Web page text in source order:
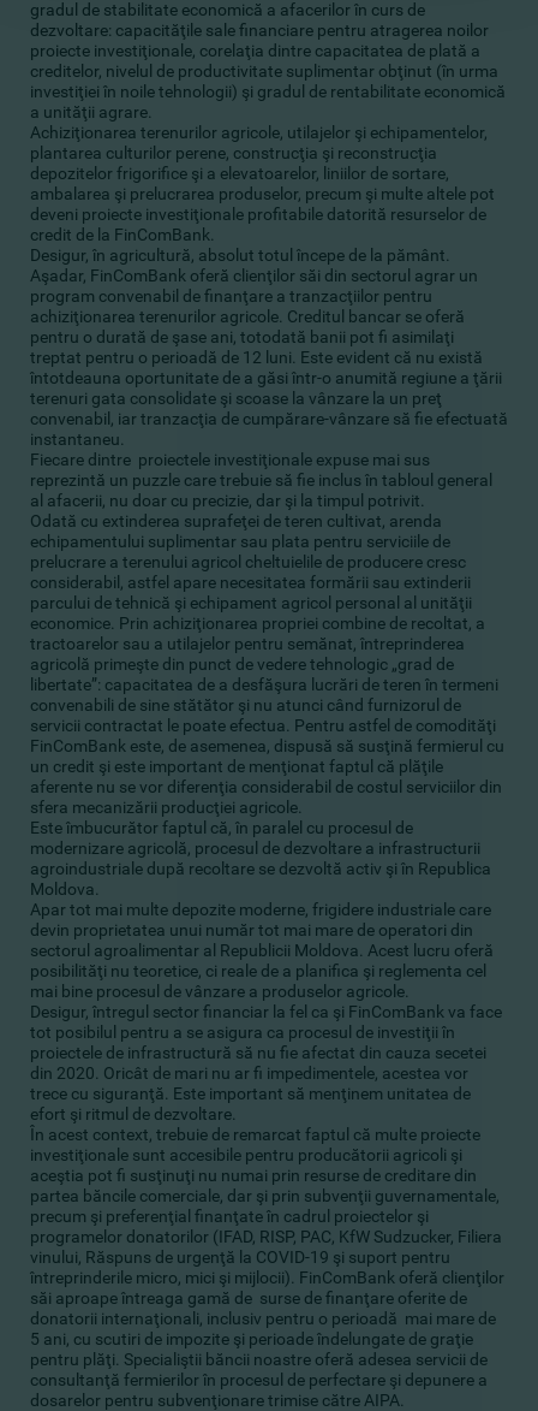
gradul de stabilitate economică a afacerilor în curs de
dezvoltare: capacităţile sale financiare pentru atragerea noilor
proiecte investiţionale, corelaţia dintre capacitatea de plată a
creditelor, nivelul de productivitate suplimentar obţinut (în urma
investiţiei în noile tehnologii) şi gradul de rentabilitate economică
a unităţii agrare.
Achiziţionarea terenurilor agricole, utilajelor şi echipamentelor,
plantarea culturilor perene, construcţia şi reconstrucţia
depozitelor frigorifice şi a elevatoarelor, liniilor de sortare,
ambalarea şi prelucrarea produselor, precum şi multe altele pot
deveni proiecte investiţionale profitabile datorită resurselor de
credit de la FinComBank.
Desigur, în agricultură, absolut totul începe de la pământ.
Aşadar, FinComBank oferă clienţilor săi din sectorul agrar un
program convenabil de finanţare a tranzacţiilor pentru
achiziţionarea terenurilor agricole. Creditul bancar se oferă
pentru o durată de şase ani, totodată banii pot fi asimilaţi
treptat pentru o perioadă de 12 luni. Este evident că nu există
întotdeauna oportunitate de a găsi într-o anumită regiune a ţării
terenuri gata consolidate şi scoase la vânzare la un preţ
convenabil, iar tranzacţia de cumpărare-vânzare să fie efectuată
instantaneu.
Fiecare dintre proiectele investiţionale expuse mai sus
reprezintă un puzzle care trebuie să fie inclus în tabloul general
al afacerii, nu doar cu precizie, dar şi la timpul potrivit.
Odată cu extinderea suprafeţei de teren cultivat, arenda
echipamentului suplimentar sau plata pentru serviciile de
prelucrare a terenului agricol cheltuielile de producere cresc
considerabil, astfel apare necesitatea formării sau extinderii
parcului de tehnică şi echipament agricol personal al unităţii
economice. Prin achiziţionarea propriei combine de recoltat, a
tractoarelor sau a utilajelor pentru semănat, întreprinderea
agricolă primeşte din punct de vedere tehnologic „grad de
libertate”: capacitatea de a desfăşura lucrări de teren în termeni
convenabili de sine stătător şi nu atunci când furnizorul de
servicii contractat le poate efectua. Pentru astfel de comodităţi
FinComBank este, de asemenea, dispusă să susţină fermierul cu
un credit şi este important de menţionat faptul că plăţile
aferente nu se vor diferenţia considerabil de costul serviciilor din
sfera mecanizării producţiei agricole.
Este îmbucurător faptul că, în paralel cu procesul de
modernizare agricolă, procesul de dezvoltare a infrastructurii
agroindustriale după recoltare se dezvoltă activ şi în Republica
Moldova.
Apar tot mai multe depozite moderne, frigidere industriale care
devin proprietatea unui număr tot mai mare de operatori din
sectorul agroalimentar al Republicii Moldova. Acest lucru oferă
posibilităţi nu teoretice, ci reale de a planifica şi reglementa cel
mai bine procesul de vânzare a produselor agricole.
Desigur, întregul sector financiar la fel ca şi FinComBank va face
tot posibilul pentru a se asigura ca procesul de investiţii în
proiectele de infrastructură să nu fie afectat din cauza secetei
din 2020. Oricât de mari nu ar fi impedimentele, acestea vor
trece cu siguranţă. Este important să menţinem unitatea de
efort şi ritmul de dezvoltare.
În acest context, trebuie de remarcat faptul că multe proiecte
investiţionale sunt accesibile pentru producătorii agricoli şi
aceştia pot fi susţinuţi nu numai prin resurse de creditare din
partea băncile comerciale, dar şi prin subvenţii guvernamentale,
precum şi preferenţial finanţate în cadrul proiectelor şi
programelor donatorilor (IFAD, RISP, PAC, KfW Sudzucker, Filiera
vinului, Răspuns de urgenţă la COVID-19 şi suport pentru
întreprinderile micro, mici şi mijlocii). FinComBank oferă clienţilor
săi aproape întreaga gamă de surse de finanţare oferite de
donatorii internaţionali, inclusiv pentru o perioadă mai mare de
5 ani, cu scutiri de impozite şi perioade îndelungate de graţie
pentru plăţi. Specialiştii băncii noastre oferă adesea servicii de
consultanţă fermierilor în procesul de perfectare şi depunere a
dosarelor pentru subvenţionare trimise către AIPA.